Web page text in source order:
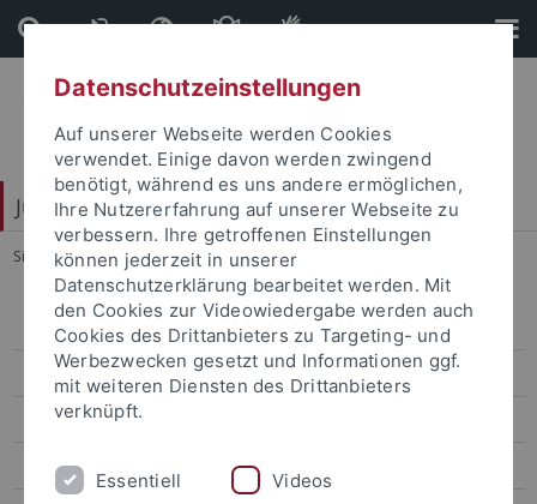
Direkt
zum
Inhalt
Direkt
zur
Fußleiste
Juristische Fakultät
Sie sind hier: Startseite ... Zur Person
Lehrstühle Bürgerliches Recht
Binder
Dusil
Finkenauer
Datenschutzeinstellungen
Auf unserer Webseite werden Cookies
verwendet. Einige davon werden zwingend
benötigt, während es uns andere ermöglichen,
Ihre Nutzererfahrung auf unserer Webseite zu
verbessern. Ihre getroffenen Einstellungen
können jederzeit in unserer
Datenschutzerklärung bearbeitet werden. Mit
den Cookies zur Videowiedergabe werden auch
Cookies des Drittanbieters zu Targeting- und
Werbezwecken gesetzt und Informationen ggf.
mit weiteren Diensten des Drittanbieters
verknüpft.
Essentiell Videos